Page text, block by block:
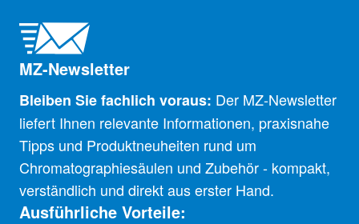
MZ-Newsletter
Bleiben Sie fachlich voraus: Der MZ-Newsletter
liefert Ihnen relevante Informationen, praxisnahe
Tipps und Produktneuheiten rund um
Chromatographiesäulen und Zubehör - kompakt,
verständlich und direkt aus erster Hand.
Ausführliche Vorteile: